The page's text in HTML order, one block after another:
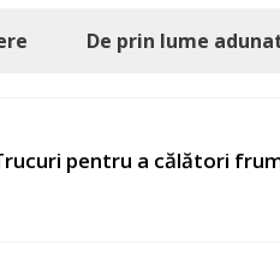
De prin lume
pentru a călători